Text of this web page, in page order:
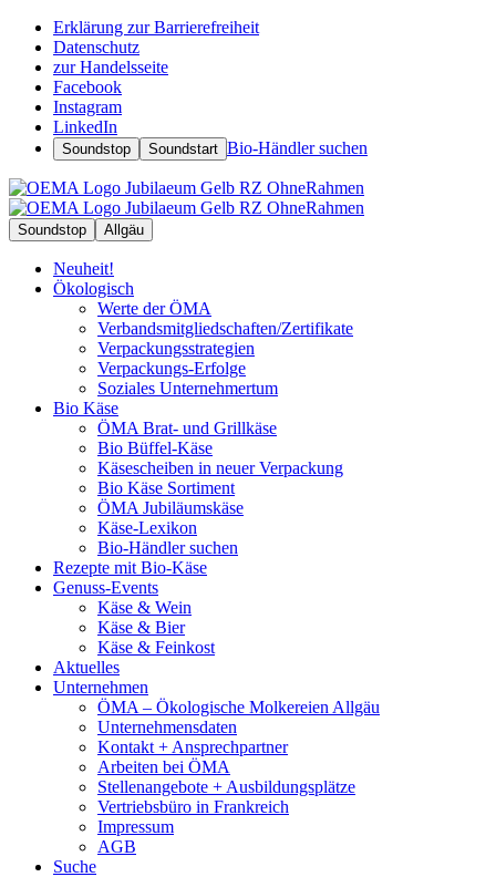
Erklärung zur Barrierefreiheit
Datenschutz
zur Handelsseite
Facebook
Instagram
LinkedIn
Soundstop Soundstart Bio-Händler suchen
Soundstop Allgäu
Neuheit!
Ökologisch
Werte der ÖMA
Verbandsmitgliedschaften/Zertifikate
Verpackungsstrategien
Verpackungs-Erfolge
Soziales Unternehmertum
Bio Käse
ÖMA Brat- und Grillkäse
Bio Büffel-Käse
Käsescheiben in neuer Verpackung
Bio Käse Sortiment
ÖMA Jubiläumskäse
Käse-Lexikon
Bio-Händler suchen
Rezepte mit Bio-Käse
Genuss-Events
Käse & Wein
Käse & Bier
Käse & Feinkost
Aktuelles
Unternehmen
ÖMA – Ökologische Molkereien Allgäu
Unternehmensdaten
Kontakt + Ansprechpartner
Arbeiten bei ÖMA
Stellenangebote + Ausbildungsplätze
Vertriebsbüro in Frankreich
Impressum
AGB
Suche